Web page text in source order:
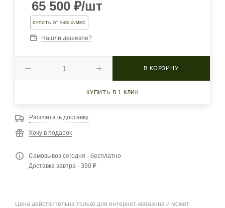
65 500 ₽/шт
КУПИТЬ ОТ 5458 ₽/МЕС
Нашли дешевле?
В КОРЗИНУ
КУПИТЬ В 1 КЛИК
Рассчитать доставку
Хочу в подарок
Самовывоз сегодня - бесплатно
Доставка завтра - 390 ₽
Цена действительна только для интернет-магазина и может